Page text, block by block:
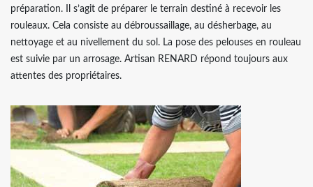
préparation. Il s’agit de préparer le terrain destiné à recevoir les
rouleaux. Cela consiste au débroussaillage, au désherbage, au
nettoyage et au nivellement du sol. La pose des pelouses en rouleau
est suivie par un arrosage. Artisan RENARD répond toujours aux
attentes des propriétaires.